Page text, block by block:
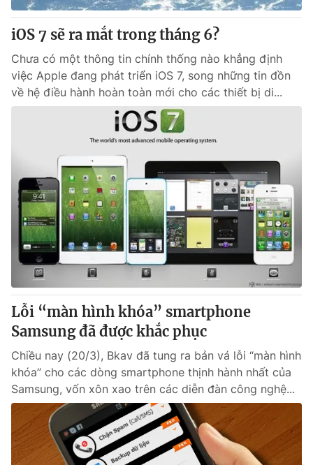
Câu chuyện quốc tế
Tài chính
Thị trường
Góc doanh nghiệp
Dữ liệu và đời sống
Truyền hình
Phim VTV
Giải sao mai
Giải trí
Sao
Làm đẹp
Chất lượng cuộc sống
Giáo dục
Tuyển sinh
Học trực tuyến
Công nghệ
Hitech Công nghệ tương lai
Sản phẩm
Thị trường
Tư vấn
Giao lưu trực tuyến
Lịch phát sóng
Chuyên mục khác
Emagazine Podcast
Photo Infographic
Video Shorts video
iOS 7 sẽ ra mắt trong tháng 6?
Chưa có một thông tin chính thống nào khẳng định
việc Apple đang phát triển iOS 7, song những tin đồn
về hệ điều hành hoàn toàn mới cho các thiết bị di...
Lỗi “màn hình khóa” smartphone
Samsung đã được khắc phục
Chiều nay (20/3), Bkav đã tung ra bản vá lỗi “màn hình
khóa” cho các dòng smartphone thịnh hành nhất của
Samsung, vốn xôn xao trên các diễn đàn công nghệ...